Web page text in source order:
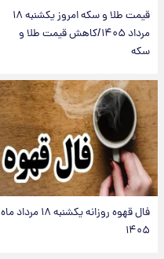
قیمت طلا و سکه امروز یکشنبه ۱۸
مرداد ۱۴۰۵/کاهش قیمت طلا و
سکه
فال قهوه روزانه یکشنبه ۱۸ مرداد ماه
۱۴۰۵